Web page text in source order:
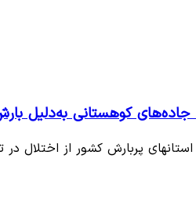
جاده‌های کوهستانی به‌دلیل
پربارش کشور از اختلال